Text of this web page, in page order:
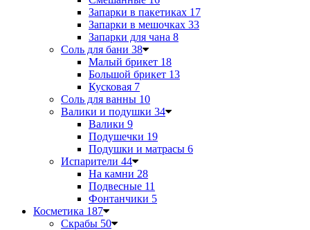
Запарки в пакетиках 17
Запарки в мешочках 33
Запарки для чана 8
Соль для бани 38
Малый брикет 18
Большой брикет 13
Кусковая 7
Соль для ванны 10
Валики и подушки 34
Валики 9
Подушечки 19
Подушки и матрасы 6
Испарители 44
На камни 28
Подвесные 11
Фонтанчики 5
Косметика 187
Скрабы 50